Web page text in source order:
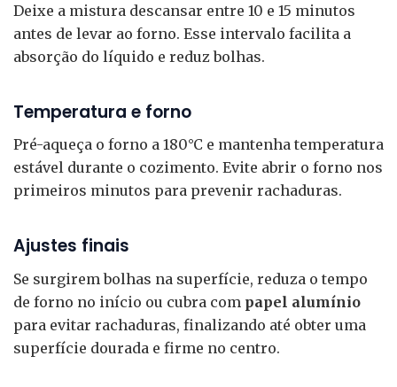
Deixe a mistura descansar entre 10 e 15 minutos
antes de levar ao forno. Esse intervalo facilita a
absorção do líquido e reduz bolhas.
Temperatura e forno
Pré-aqueça o forno a 180°C e mantenha temperatura
estável durante o cozimento. Evite abrir o forno nos
primeiros minutos para prevenir rachaduras.
Ajustes finais
Se surgirem bolhas na superfície, reduza o tempo
de forno no início ou cubra com papel alumínio
para evitar rachaduras, finalizando até obter uma
superfície dourada e firme no centro.